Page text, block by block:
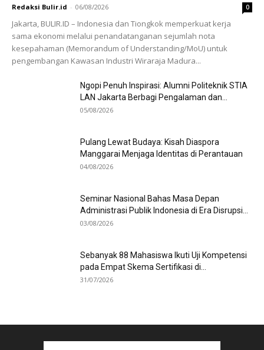
Redaksi Bulir.id - 06/08/2026 0
Jakarta, BULIR.ID – Indonesia dan Tiongkok memperkuat kerja
sama ekonomi melalui penandatanganan sejumlah nota
kesepahaman (Memorandum of Understanding/MoU) untuk
pengembangan Kawasan Industri Wiraraja Madura...
Ngopi Penuh Inspirasi: Alumni Politeknik STIA
LAN Jakarta Berbagi Pengalaman dan...
05/08/2026
Pulang Lewat Budaya: Kisah Diaspora
Manggarai Menjaga Identitas di Perantauan
04/08/2026
Seminar Nasional Bahas Masa Depan
Administrasi Publik Indonesia di Era Disrupsi...
03/08/2026
Sebanyak 88 Mahasiswa Ikuti Uji Kompetensi
pada Empat Skema Sertifikasi di...
31/07/2026